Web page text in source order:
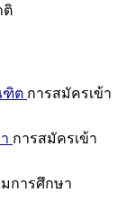
ติ
ฑิต การสมัครเข้า
การสมัครเข้า
การศึกษา